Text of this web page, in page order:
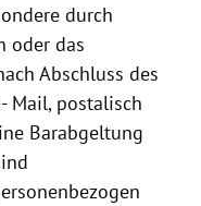
durch
oder das
Abschluss des
Mail, postalisch
Barabgeltung